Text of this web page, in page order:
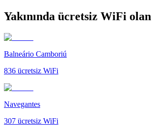
Yakınında ücretsiz WiFi
Balneário Camboriú
836 ücretsiz WiFi
Navegantes
307 ücretsiz WiFi